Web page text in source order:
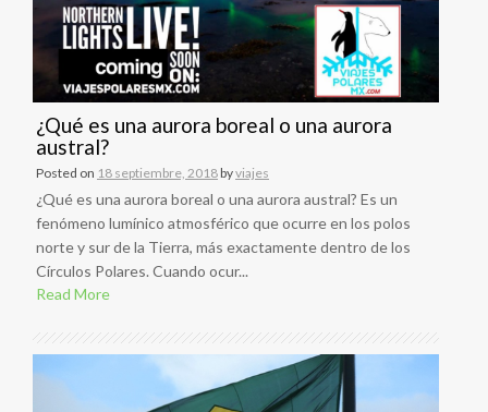
¿Qué es una aurora boreal o una aurora
austral?
Posted on 18 septiembre, 2018byviajes
¿Qué es una aurora boreal o una aurora austral? Es un
fenómeno lumínico atmosférico que ocurre en los polos
norte y sur de la Tierra, más exactamente dentro de los
Círculos Polares. Cuando ocur...
Read More